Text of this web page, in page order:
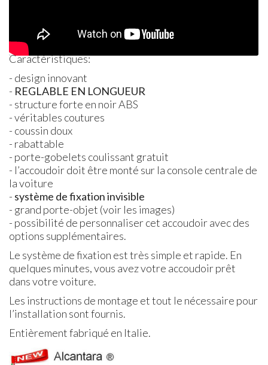
Caractéristiques:
- design innovant
- REGLABLE EN LONGUEUR
- structure forte en noirABS
- véritables coutures
- coussin doux
- rabattable
- porte-gobelets coulissant gratuit
- l’accoudoir doit être monté sur la console centrale de
la voiture
- système de fixation invisible
- grand porte-objet (voir les images)
- possibilité de personnaliser cet accoudoir avec des
options supplémentaires.
Le système de fixation est très simple et rapide. En
quelques minutes, vous avez votre accoudoir prêt
dans votre voiture.
Les instructions de montage et tout le nécessaire pour
l’installation sont fournis.
Entièrement fabriqué en Italie.